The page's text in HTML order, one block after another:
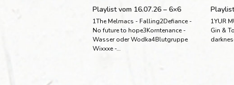
Playlist vom 16.07.26 – 6×6
1The Melmacs - Falling2Defiance -
No future to hope3Korntenance -
Wasser oder Wodka4Blutgruppe
Wixxxe -…
1YUR
Gin &